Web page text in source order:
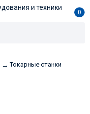
0
→ Токарные станки